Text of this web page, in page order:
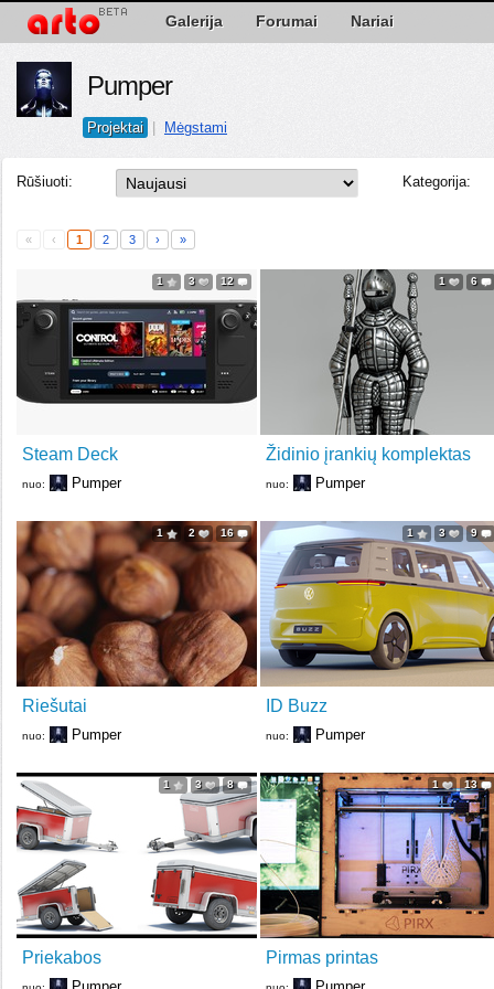
Galerija Forumai Nariai
Pumper
Projektai Mėgstami
Rūšiuoti: Kategorija:
« ‹ 1 2 3 › »
1 3 12
Steam Deck
nuo: Pumper
1 6
Židinio įrankių komplektas
nuo: Pumper
1 2 16
Riešutai
nuo: Pumper
1 3 9
ID Buzz
nuo: Pumper
1 3 8
Priekabos
1 13
Pirmas printas